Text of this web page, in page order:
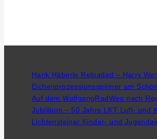
Hank Häberle Reloaded – Harry
Eichenprozessionsspinner am
Auf dem WolfgangRadWeg nach
Jubiläum – 50 Jahre LKT Luft- und
Lichtensteiner Kinder- und